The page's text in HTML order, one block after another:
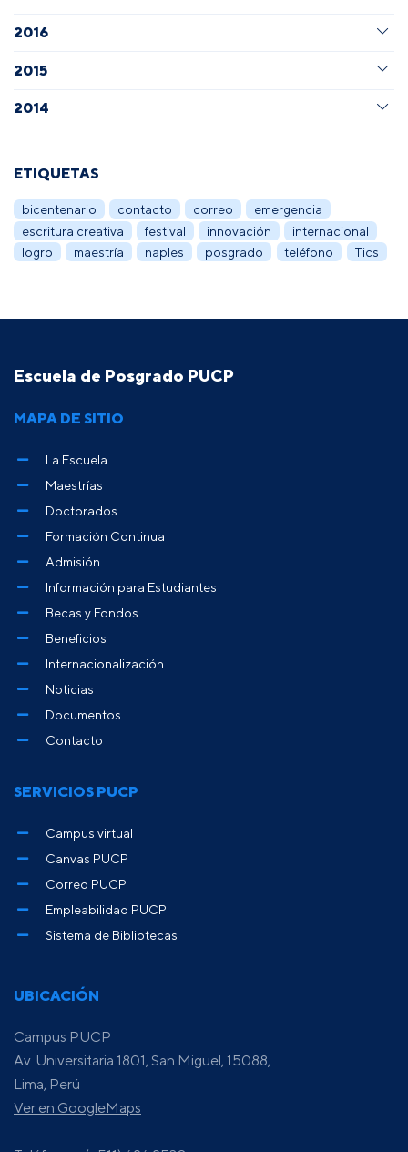
2016
2015
2014
ETIQUETAS
bicentenario contacto correo
emergencia
escritura creativa
festival innovación
internacional
logro
maestría naples posgrado teléfono Tics
Escuela de Posgrado PUCP
UBICACIÓN
Campus PUCP
Av. Universitaria 1801, San Miguel, 15088,
Lima, Perú
Ver en GoogleMaps
MAPA DE SITIO
La Escuela
Maestrías
Doctorados
Formación Continua
Admisión
Información para Estudiantes
Becas y Fondos
Beneficios
Internacionalización
Noticias
Documentos
Contacto
SERVICIOS PUCP
Campus virtual
Canvas PUCP
Correo PUCP
Empleabilidad PUCP
Sistema de Bibliotecas